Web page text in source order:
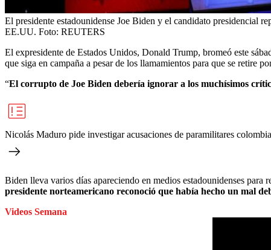
El presidente estadounidense Joe Biden y el candidato presidencial
EE.UU. Foto: REUTERS
El expresidente de Estados Unidos, Donald Trump, bromeó este
que siga en campaña a pesar de los llamamientos para que se retire
“El corrupto de Joe Biden debería ignorar a los muchísimos
Nicolás Maduro pide investigar acusaciones de paramilitares
Biden lleva varios días apareciendo en medios estadounidenses
presidente norteamericano reconoció que había hecho un mal
Videos Semana